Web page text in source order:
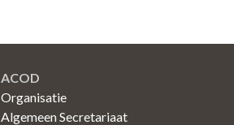
ACOD
Organisatie
Algemeen Secretariaat